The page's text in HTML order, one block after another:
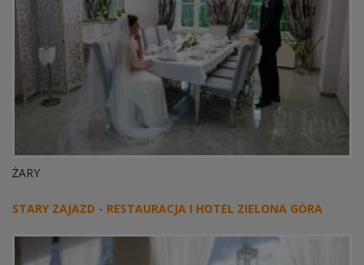
ŻARY
STARY ZAJAZD - RESTAURACJA I HOTEL ZIELONA GÓRA